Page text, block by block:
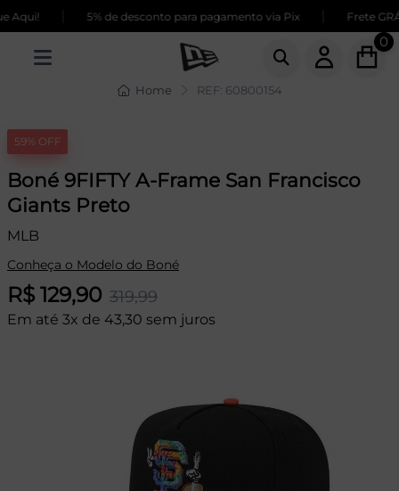
5% de desconto para pagamento via Pix Frete
0
Home REF: 60800154
59% OFF
Boné 9FIFTY A-Frame San Francisco
Giants Preto
MLB
Conheça o Modelo do Boné
R$ 129,90 319,99
Em até 3x de 43,30 sem juros